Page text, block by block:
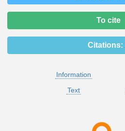
To cite
Citations:
Information
Text